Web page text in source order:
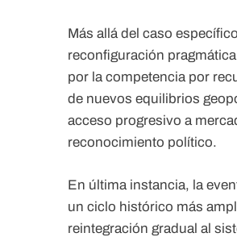
Más allá del caso
reconfiguración
por la competencia por
de nuevos equilibrios
acceso progresivo a
reconocimiento político.
En última instancia, la
un ciclo histórico más
reintegración gradual al